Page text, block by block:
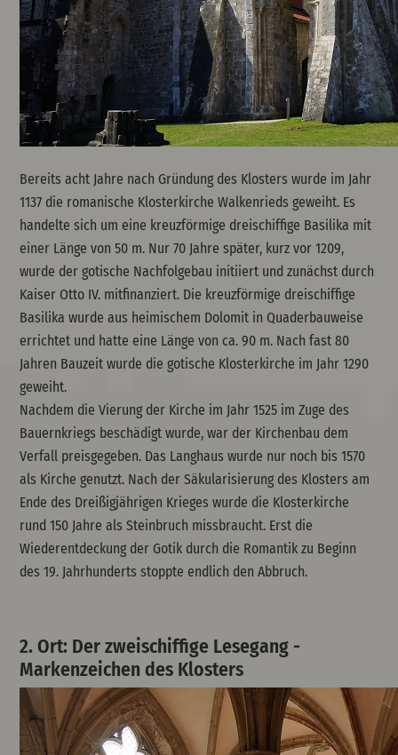
Bereits acht Jahre nach Gründung des Klosters wurde im Jahr
1137 die romanische Klosterkirche Walkenrieds geweiht. Es
handelte sich um eine kreuzförmige dreischiffige Basilika mit
einer Länge von 50 m. Nur 70 Jahre später, kurz vor 1209,
wurde der gotische Nachfolgebau initiiert und zunächst durch
Kaiser Otto IV. mitfinanziert. Die kreuzförmige dreischiffige
Basilika wurde aus heimischem Dolomit in Quaderbauweise
errichtet und hatte eine Länge von ca. 90 m. Nach fast 80
Jahren Bauzeit wurde die gotische Klosterkirche im Jahr 1290
geweiht.
Nachdem die Vierung der Kirche im Jahr 1525 im Zuge des
Bauernkriegs beschädigt wurde, war der Kirchenbau dem
Verfall preisgegeben. Das Langhaus wurde nur noch bis 1570
als Kirche genutzt. Nach der Säkularisierung des Klosters am
Ende des Dreißigjährigen Krieges wurde die Klosterkirche
rund 150 Jahre als Steinbruch missbraucht. Erst die
Wiederentdeckung der Gotik durch die Romantik zu Beginn
des 19. Jahrhunderts stoppte endlich den Abbruch.
2. Ort: Der zweischiffige Lesegang -
Markenzeichen des Klosters